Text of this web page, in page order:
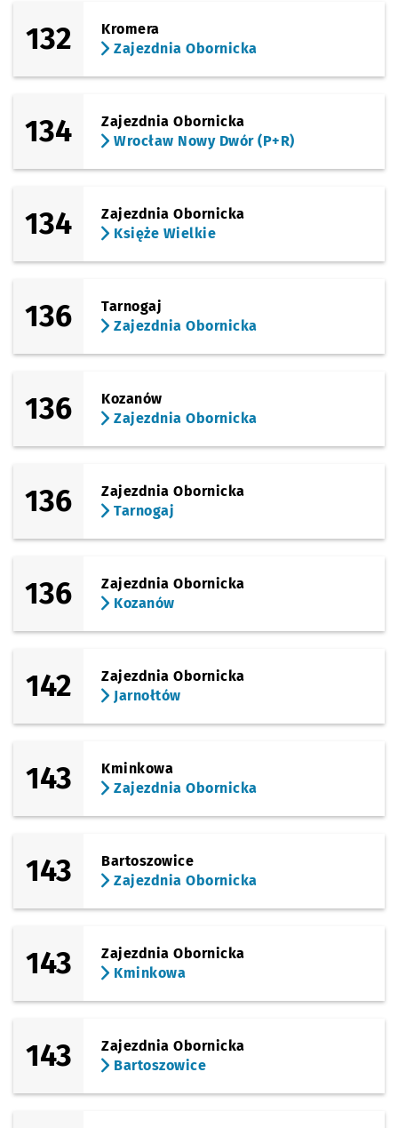
132
Kromera
Zajezdnia Obornicka
134
Zajezdnia Obornicka
Wrocław Nowy Dwór (P+R)
134
Zajezdnia Obornicka
Księże Wielkie
136
Tarnogaj
Zajezdnia Obornicka
136
Kozanów
Zajezdnia Obornicka
136
Zajezdnia Obornicka
Tarnogaj
136
Zajezdnia Obornicka
Kozanów
142
Zajezdnia Obornicka
Jarnołtów
143
Kminkowa
Zajezdnia Obornicka
143
Bartoszowice
Zajezdnia Obornicka
143
Zajezdnia Obornicka
Kminkowa
143
Zajezdnia Obornicka
Bartoszowice